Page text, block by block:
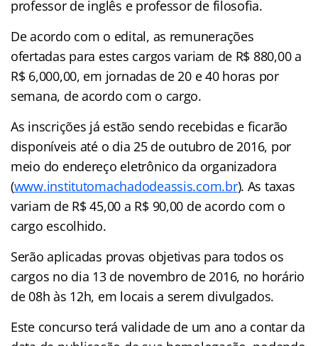
professor de inglês e professor de filosofia.
De acordo com o edital, as remunerações
ofertadas para estes cargos variam de R$ 880,00 a
R$ 6,000,00, em jornadas de 20 e 40 horas por
semana, de acordo com o cargo.
As inscrições já estão sendo recebidas e ficarão
disponíveis até o dia 25 de outubro de 2016, por
meio do endereço eletrônico da organizadora
(www.institutomachadodeassis.com.br). As taxas
variam de R$ 45,00 a R$ 90,00 de acordo com o
cargo escolhido.
Serão aplicadas provas objetivas para todos os
cargos no dia 13 de novembro de 2016, no horário
de 08h às 12h, em locais a serem divulgados.
Este concurso terá validade de um ano a contar da